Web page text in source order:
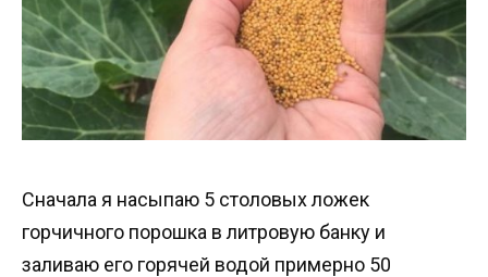
Сначала я насыпаю 5 столовых ложек
горчичного порошка в литровую банку и
заливаю его горячей водой примерно 50